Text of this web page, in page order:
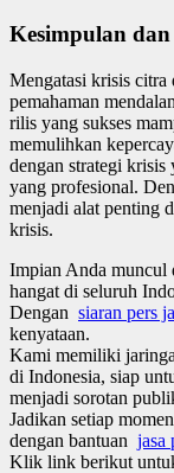
Kesimpulan dan
Mengatasi krisis citra
pemahaman
rilis yang sukses
memulihkan
dengan strategi
yang profesional.
menjadi alat penting
krisis.
Impian Anda muncul
hangat di seluruh
Dengan siaran pers
kenyataan.
Kami memiliki
di Indonesia, siap
menjadi sorotan
Jadikan setiap
dengan bantuan jasa
Klik link berikut